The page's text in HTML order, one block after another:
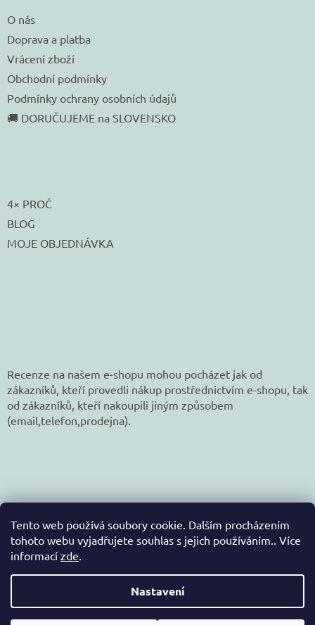
Tento web používá soubory cookie. Dalším procházením
tohoto webu vyjadřujete souhlas s jejich používáním.. Více
informací zde.
Nastavení
O nás
Doprava a platba
Vrácení zboží
Obchodní podmínky
Podmínky ochrany osobních údajů
🚚 DORUČUJEME na SLOVENSKO
4× PROČ
BLOG
MOJE OBJEDNÁVKA
Recenze na našem e-shopu mohou pocházet jak od
zákazníků, kteří provedli nákup prostřednictvím e-shopu, tak
od zákazníků, kteří nakoupili jiným způsobem
(email,telefon,prodejna).
Vytvořil Shoptet
Copyright 2026jetex-eshop.cz. Všechna práva